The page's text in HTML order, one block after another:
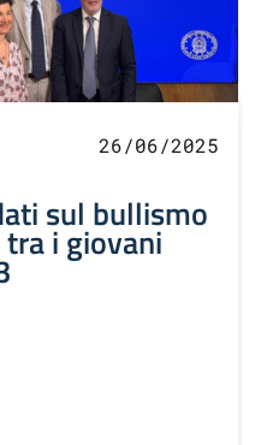
26/06/2025
sul bullismo
i giovani